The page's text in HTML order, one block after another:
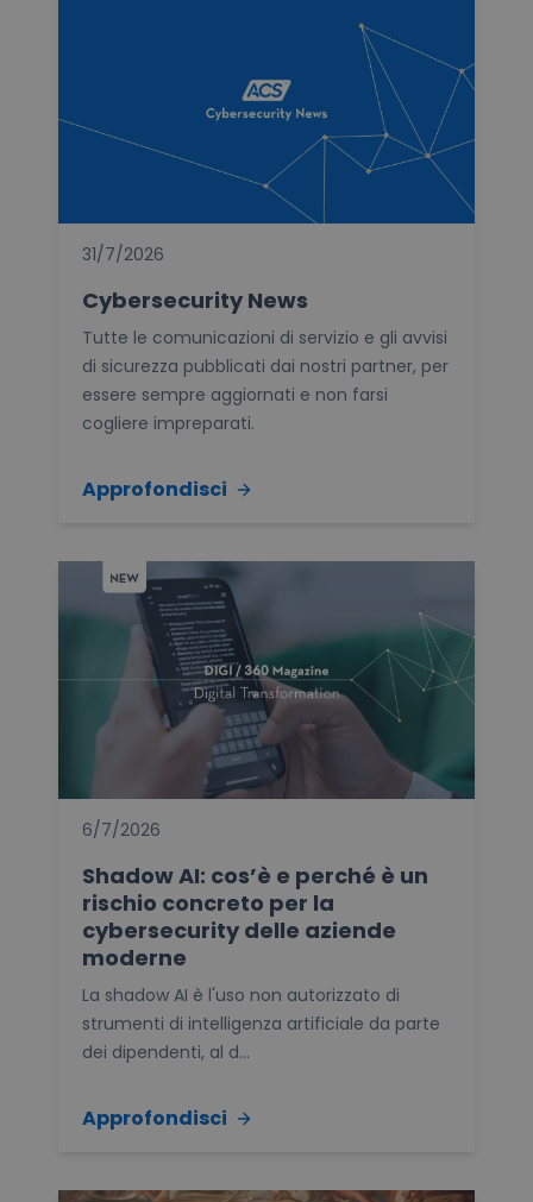
31/7/2026
Cybersecurity News
Tutte le comunicazioni di servizio e gli avvisi
di sicurezza pubblicati dai nostri partner, per
essere sempre aggiornati e non farsi
cogliere impreparati.
Approfondisci
6/7/2026
Shadow AI: cos’è e perché è un
rischio concreto per la
cybersecurity delle aziende
moderne
La shadow AI è l'uso non autorizzato di
strumenti di intelligenza artificiale da parte
dei dipendenti, al d...
Approfondisci